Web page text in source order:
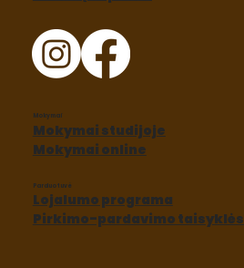
Parduotuvė
Lojalumo programa
Pirkimo-pardavimo taisyklės
Mokymai
Mokymai studijoje
Mokymai online